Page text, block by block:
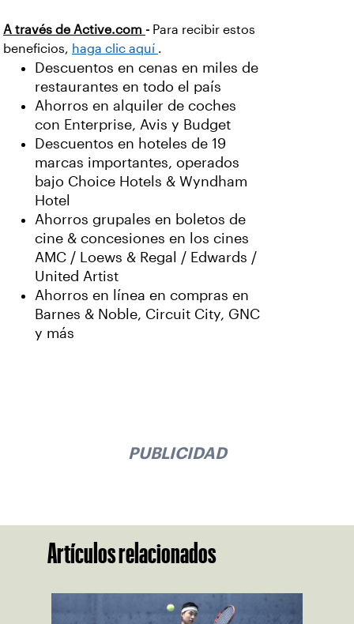
A través de Active.com - Para recibir estos
beneficios, haga clic aquí .
Descuentos en cenas en miles de
restaurantes en todo el país
Ahorros en alquiler de coches
con Enterprise, Avis y Budget
Descuentos en hoteles de 19
marcas importantes, operados
bajo Choice Hotels & Wyndham
Hotel
Ahorros grupales en boletos de
cine & concesiones en los cines
AMC / Loews & Regal / Edwards /
United Artist
Ahorros en línea en compras en
Barnes & Noble, Circuit City, GNC
y más
PUBLICIDAD
Artículos relacionados